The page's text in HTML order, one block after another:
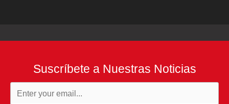
Suscríbete a Nuestras Noticias